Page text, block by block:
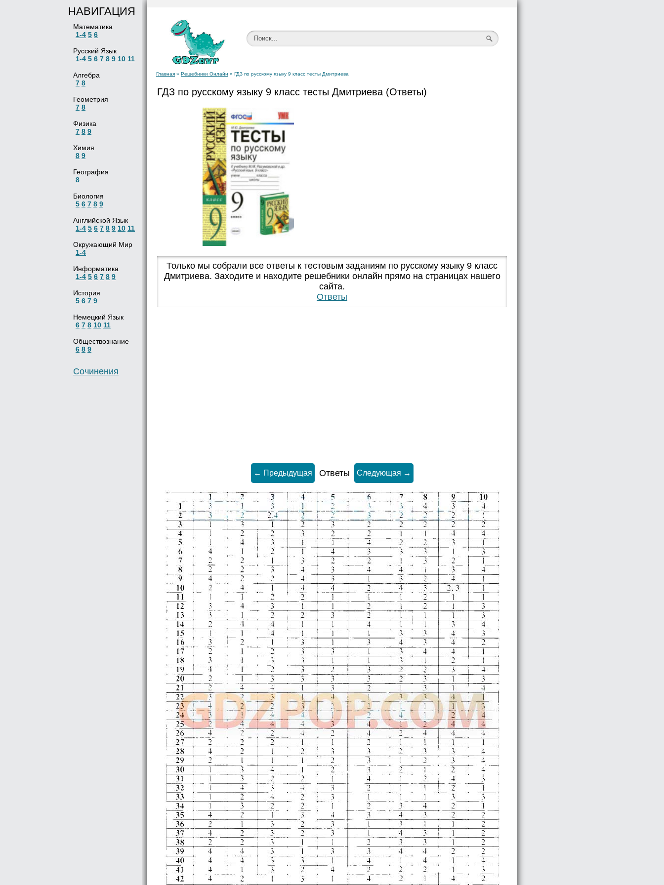
НАВИГАЦИЯ
Математика
1-4 5 6
Русский Язык
1-4 5 6 7 8 9 10 11
Алгебра
7 8
Геометрия
7 8
Физика
7 8 9
Химия
8 9
География
8
Биология
5 6 7 8 9
Английской Язык
1-4 5 6 7 8 9 10 11
Окружающий Мир
1-4
Информатика
1-4 5 6 7 8 9
История
5 6 7 9
Немецкий Язык
6 7 8 10 11
Обществознание
6 8 9
Сочинения
Главная » Решебники Онлайн » ГДЗ по русскому языку 9 класс тесты Дмитриева
ГДЗ по русскому языку 9 класс тесты Дмитриева (Ответы)
Только мы собрали все ответы к тестовым заданиям по русскому языку 9 класс
Дмитриева. Заходите и находите решебники онлайн прямо на страницах нашего
сайта.
Ответы
← Предыдущая Ответы Следующая →